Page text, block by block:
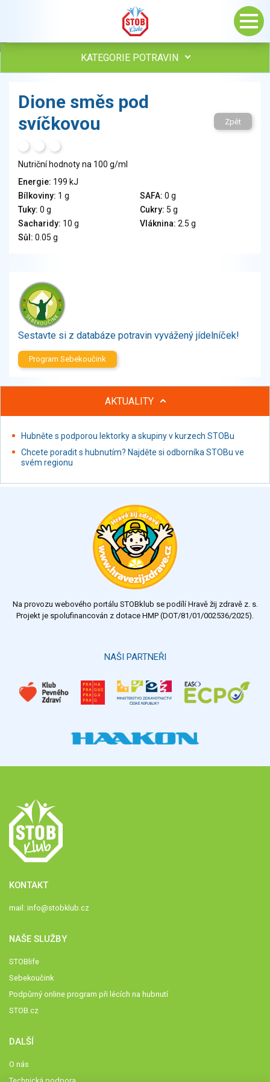
KATEGORIE POTRAVIN
Vejce
Mléko
Sýry
Veganské a vegetariánské výrobky
Tuky
Obiloviny, mouka, cereální výrobky
Chléb, pečivo, křehké chleby, pufované výrobky
Přílohy
Brambory, luštěniny, houby
Sladkosti, slané výrobky
Zmrzliny
Ochucovadla, přísady, sladidla
Sušené směsi
Polotovary, hotové pokrmy
Proteinové výrobky, doplňky stravy
Nápoje alkoholické
Restaurace, jídelny, hotová jídla
Fastfood
Studená kuchyně, lahůdkářské výrobky
Dione směs pod
svíčkovou
Zpět
Nutriční hodnoty na 100 g/ml
Energie: 199 kJ
Bílkoviny: 1 g SAFA: 0 g
Tuky: 0 g Cukry: 5 g
Sacharidy: 10 g Vláknina: 2.5 g
Sůl: 0.05 g
Sestavte si z databáze potravin vyvážený jídelníček!
Program Sebekoučink
AKTUALITY
Hubněte s podporou lektorky a skupiny v kurzech STOBu
Chcete poradit s hubnutím? Najděte si odborníka STOBu ve
svém regionu
Na provozu webového portálu STOBklub se podílí Hravě žij zdravě z. s.
Projekt je spolufinancován z dotace HMP (DOT/81/01/002536/2025).
NAŠI PARTNEŘI
KONTAKT
mail: info@stobklub.cz
NAŠE SLUŽBY
STOBlife
Sebekoučink
Podpůrný online program při lécích na hubnutí
STOB.cz
DALŠÍ
O nás